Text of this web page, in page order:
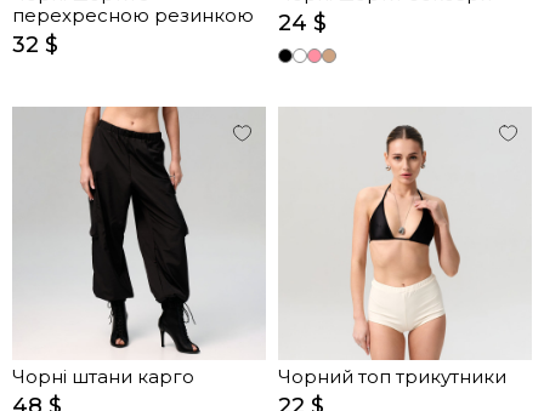
перехресною резинкою
32 $
24 $
Чорні штани карго Чорний топ трикутники